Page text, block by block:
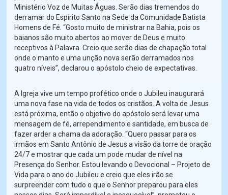
Ministério Voz de Muitas Águas. Serão dias tremendos do
derramar do Espírito Santo na Sede da Comunidade Batista
Homens de Fé. “Gosto muito de ministrar na Bahia, pois os
baianos são muito abertos ao mover de Deus e muito
receptivos à Palavra. Creio que serão dias de chapação total
onde o manto e uma unção nova serão derramados nos
quatro níveis”, declarou o apóstolo cheio de expectativas.
A Igreja vive um tempo profético onde o Jubileu inaugurará
uma nova fase na vida de todos os cristãos. A volta de Jesus
está próxima, então o objetivo do apóstolo será levar uma
mensagem de fé, arrependimento e santidade, em busca de
fazer arder a chama da adoração. “Quero passar para os
irmãos em Santo Antônio de Jesus a visão da torre de oração
24/7 e mostrar que cada um pode mudar de nível na
Presença do Senhor. Estou levando o Devocional – Projeto de
Vida para o ano do Jubileu e creio que eles irão se
surpreender com tudo o que o Senhor preparou para eles